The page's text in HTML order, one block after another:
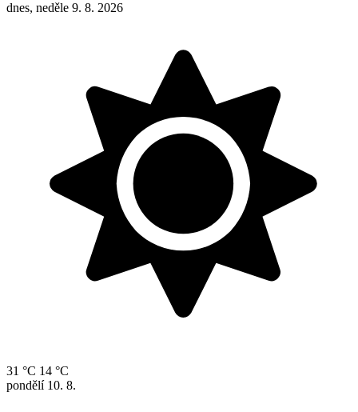
dnes, neděle 9. 8. 2026
31 °C 14 °C
pondělí 10. 8.